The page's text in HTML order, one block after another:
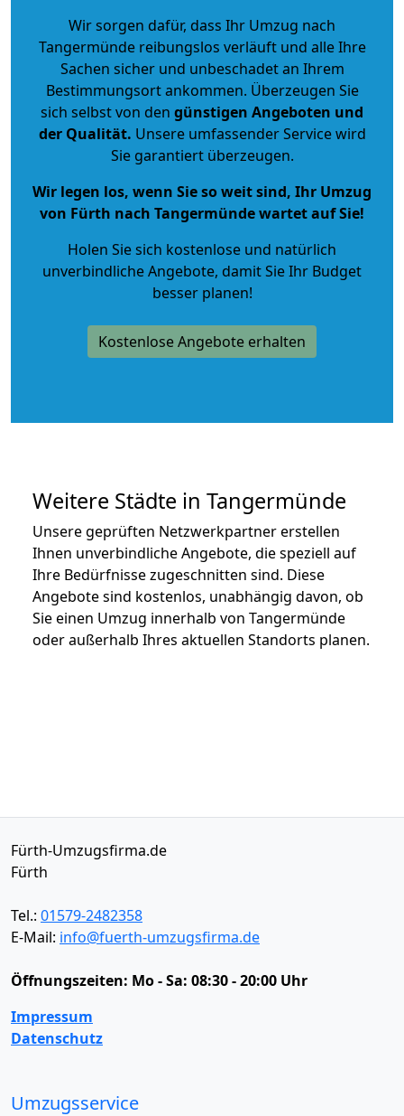
Wir sorgen dafür, dass Ihr Umzug nach
Tangermünde reibungslos verläuft und alle Ihre
Sachen sicher und unbeschadet an Ihrem
Bestimmungsort ankommen. Überzeugen Sie
sich selbst von den günstigen Angeboten und
der Qualität. Unsere umfassender Service wird
Sie garantiert überzeugen.
Wir legen los, wenn Sie so weit sind, Ihr Umzug
von Fürth nach Tangermünde wartet auf Sie!
Holen Sie sich kostenlose und natürlich
unverbindliche Angebote, damit Sie Ihr Budget
besser planen!
Kostenlose Angebote erhalten
Weitere Städte in Tangermünde
Unsere geprüften Netzwerkpartner erstellen
Ihnen unverbindliche Angebote, die speziell auf
Ihre Bedürfnisse zugeschnitten sind. Diese
Angebote sind kostenlos, unabhängig davon, ob
Sie einen Umzug innerhalb von Tangermünde
oder außerhalb Ihres aktuellen Standorts planen.
Fürth-Umzugsfirma.de
Fürth
Tel.: 01579-2482358
E-Mail: info@fuerth-umzugsfirma.de
Öffnungszeiten: Mo - Sa: 08:30 - 20:00 Uhr
Impressum
Datenschutz
Umzugsservice